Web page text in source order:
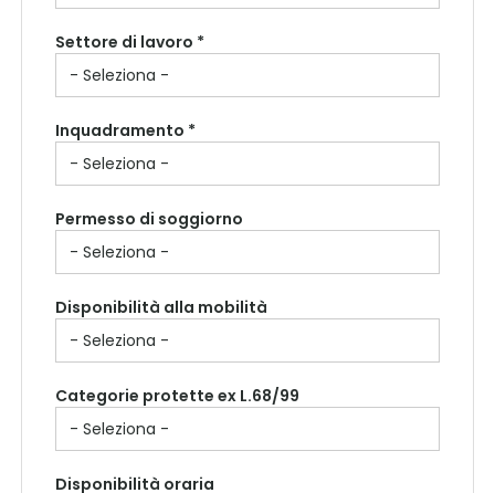
Settore di lavoro *
Inquadramento *
Permesso di soggiorno
Disponibilità alla mobilità
Categorie protette ex L.68/99
Disponibilità oraria